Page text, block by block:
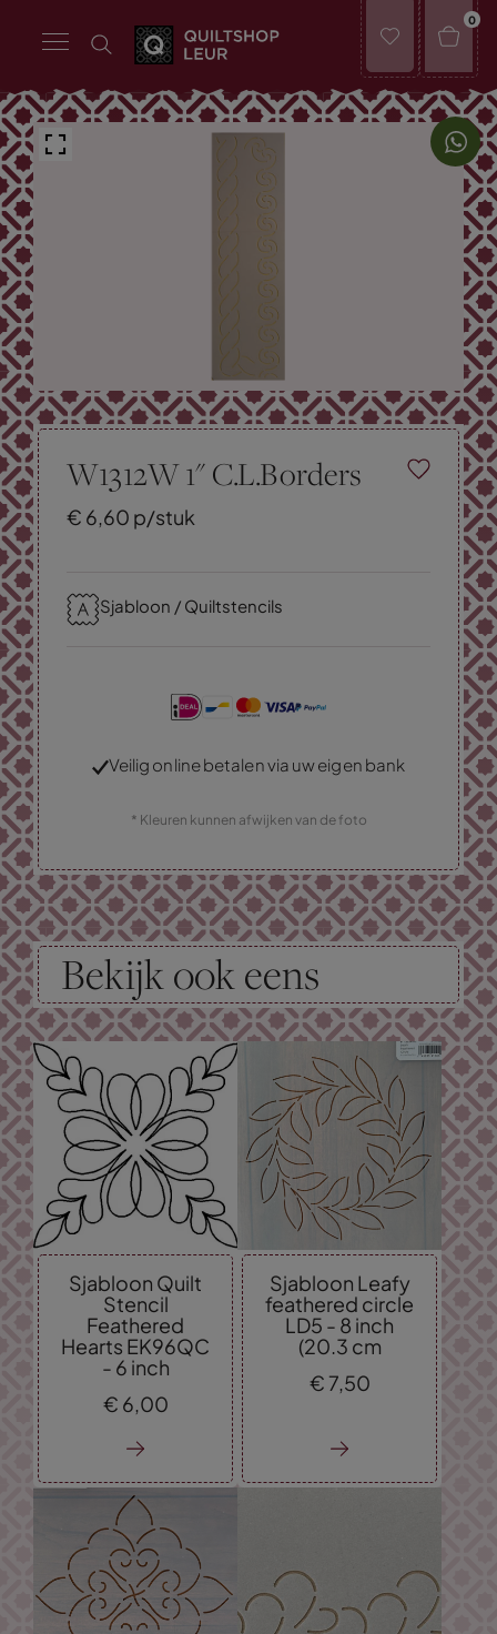
0
W1312W 1" C.L.Borders
€ 6,60 p/stuk
Sjabloon / Quiltstencils
Veilig online betalen via uw eigen bank
* Kleuren kunnen afwijken van de foto
Bekijk ook eens
Sjabloon Quilt
Stencil
Feathered
Hearts EK96QC
- 6 inch
€ 6,00
Sjabloon Leafy
feathered circle
LD5 - 8 inch
(20.3 cm
€ 7,50